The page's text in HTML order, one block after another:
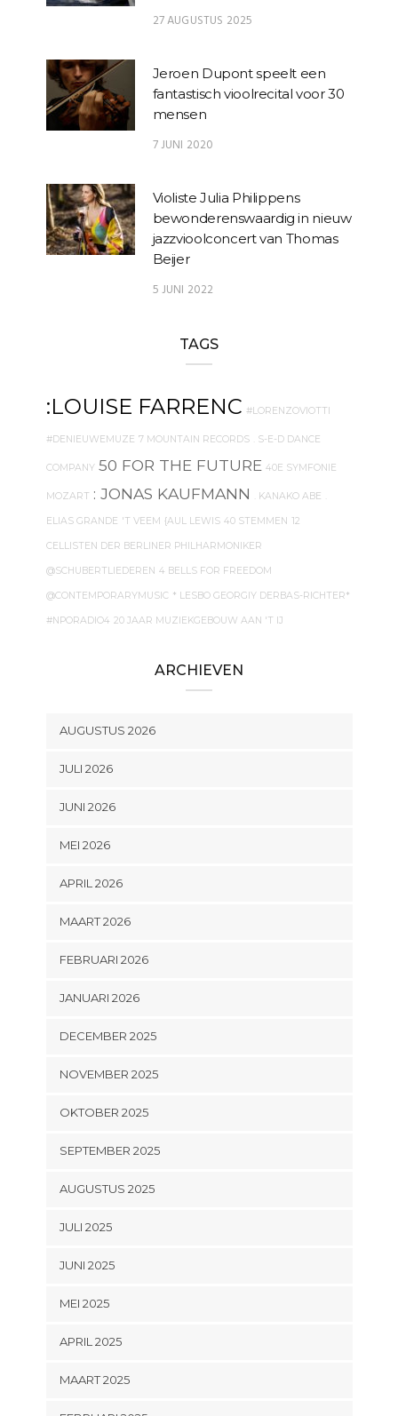
27 AUGUSTUS 2025
Jeroen Dupont speelt een
fantastisch vioolrecital voor 30
mensen
7 JUNI 2020
Violiste Julia Philippens
bewonderenswaardig in nieuw
jazzvioolconcert van Thomas
Beijer
5 JUNI 2022
TAGS
:LOUISE FARRENC #LORENZOVIOTTI
#DENIEUWEMUZE 7 MOUNTAIN RECORDS . S-E-D DANCE
COMPANY 50 FOR THE FUTURE 40E SYMFONIE
MOZART : JONAS KAUFMANN . KANAKO ABE
ELIAS GRANDE 'T VEEM {AUL LEWIS 40 STEMMEN 12
CELLISTEN DER BERLINER PHILHARMONIKER
@SCHUBERTLIEDEREN 4 BELLS FOR FREEDOM
@CONTEMPORARYMUSIC * LESBO GEORGIY DERBAS-RICHTER*
#NPORADIO4 20 JAAR MUZIEKGEBOUW AAN 'T IJ
ARCHIEVEN
AUGUSTUS 2026
JULI 2026
JUNI 2026
MEI 2026
APRIL 2026
MAART 2026
FEBRUARI 2026
JANUARI 2026
DECEMBER 2025
NOVEMBER 2025
OKTOBER 2025
SEPTEMBER 2025
AUGUSTUS 2025
JULI 2025
JUNI 2025
MEI 2025
APRIL 2025
MAART 2025